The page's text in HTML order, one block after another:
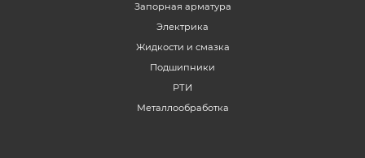
Запорная арматура
Электрика
Жидкости и смазка
Подшипники
РТИ
Металлообработка